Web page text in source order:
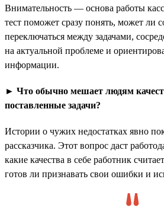
Внимательность — основа работы
тест поможет сразу понять, может ли
переключаться между задачами,
на актуальной проблеме и
информации.
► Что обычно мешает людям
поставленные задачи?
Истории о чужих недостатках явно
рассказчика. Этот вопрос даст
какие качества в себе работник
готов ли признавать свои ошибки и